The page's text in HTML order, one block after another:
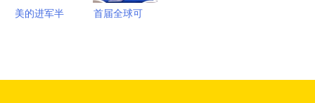
美的进军半
首届全球可